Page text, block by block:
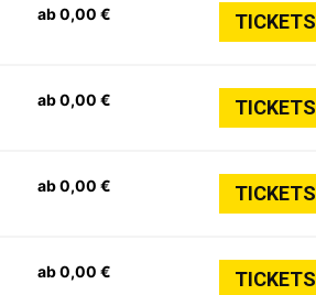
ab 0,00 € TICKETS
ab 0,00 € TICKETS
ab 0,00 € TICKETS
ab 0,00 € TICKETS